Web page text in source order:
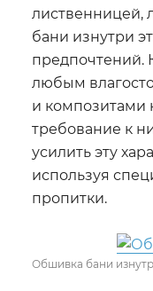
лиственницей,
бани изнутри
предпочтений.
любым
и композитами
требование к
усилить эту
используя
пропитки.
Обшивка бани